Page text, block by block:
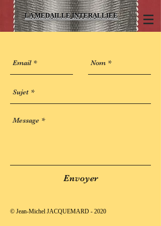
LA MEDAILLE INTERALLIEE
Envoyer
© Jean-Michel JACQUEMARD - 2020